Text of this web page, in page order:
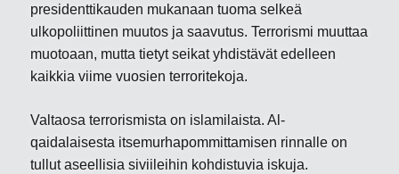
presidenttikauden mukanaan tuoma selkeä
ulkopoliittinen muutos ja saavutus. Terrorismi muuttaa
muotoaan, mutta tietyt seikat yhdistävät edelleen
kaikkia viime vuosien terroritekoja.
Valtaosa terrorismista on islamilaista. Al-
qaidalaisesta itsemurhapommittamisen rinnalle on
tullut aseellisia siviileihin kohdistuvia iskuja.